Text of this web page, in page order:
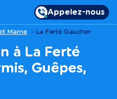
Appelez-nous
Marne La Ferté Gaucher
à La Ferté
Guêpes,